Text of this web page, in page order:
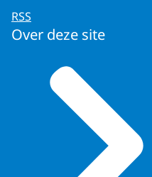
RSS
Over deze site